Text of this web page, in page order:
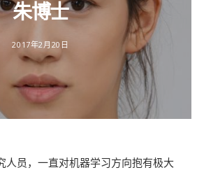
朱博士
2017年2月20日
人员，一直对机器学习方向抱有极大